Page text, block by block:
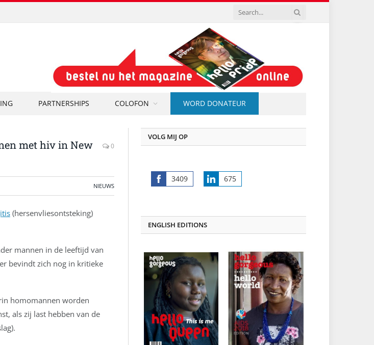
PARTNERSHIPS COLOFON WORD DONATEUR
met hiv in New
0
NIEUWS
(hersenvliesontsteking)
mannen in de leeftijd van
bevindt zich nog in kritieke
homomannen worden
als zij last hebben van de
VOLG MIJ OP
3409
Share
675
Share
ENGLISH EDITIONS